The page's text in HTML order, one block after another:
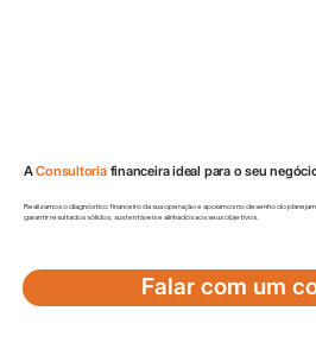
AConsultoriafinanceira ideal para o seu
Realizamos o diagnóstico financeiro da sua operação e apoiamos no desenho do
garantir resultados sólidos, sustentáveis e alinhados aos seus objetivos.
Falar com um